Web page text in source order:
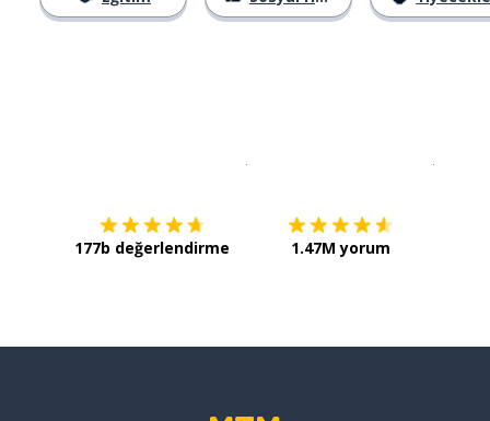
177b değerlendirme 1.47M yorum